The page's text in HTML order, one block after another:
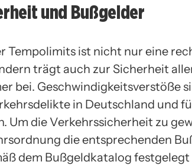
und Bußgelder
Tempolimits ist nicht nur eine
trägt auch zur Sicherheit
bei. Geschwindigkeitsverstöße
in Deutschland und
Um die Verkehrssicherheit zu
die entsprechenden
dem Bußgeldkatalog festgelegt